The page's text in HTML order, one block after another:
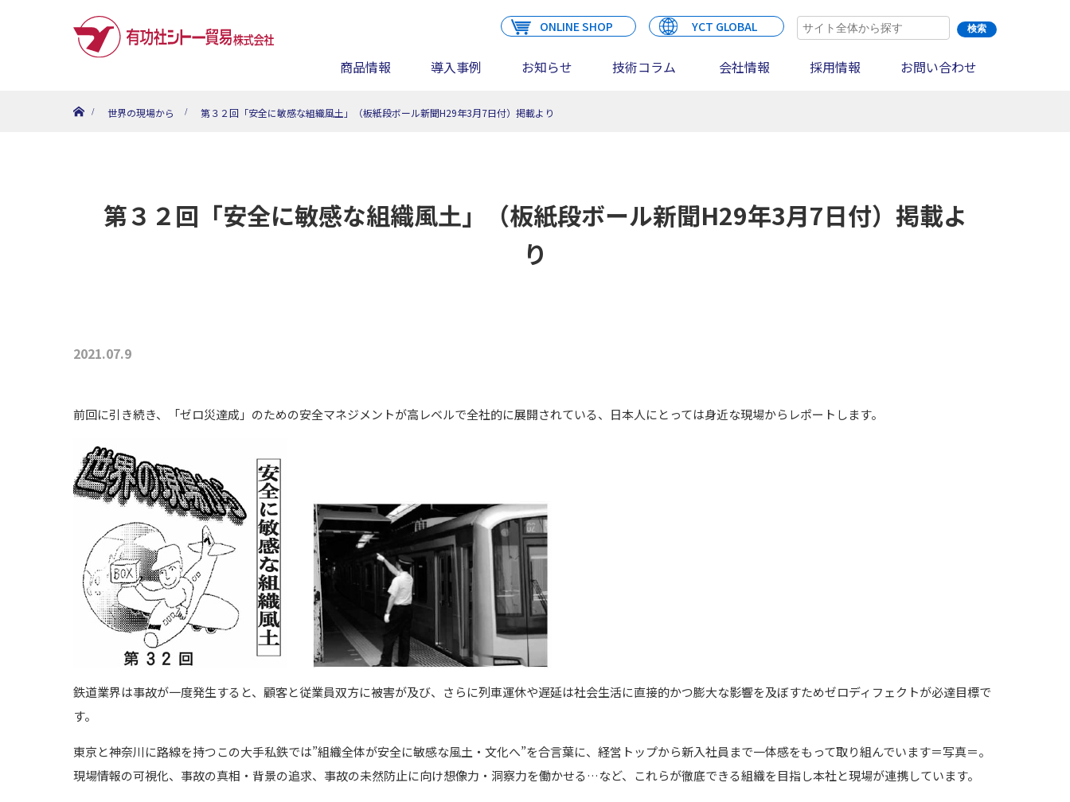
ONLINE SHOP YCT GLOBAL
商品情報 導入事例 お知らせ 技術コラム 会社情報 採用情報 お問い合わせ
世界の現場から
第３２回「安全に敏感な組織風土」（板紙段ボール新聞H29年3月7日付）掲載より
第３２回「安全に敏感な組織風土」（板紙段ボール新聞H29年3月7日付）掲載よ
り
2021.07.9
前回に引き続き、「ゼロ災達成」のための安全マネジメントが高レベルで全社的に展開されている、日本人にとっては身近な現場からレポートします。
鉄道業界は事故が一度発生すると、顧客と従業員双方に被害が及び、さらに列車運休や遅延は社会生活に直接的かつ膨大な影響を及ぼすためゼロディフェクトが必達目標で
す。
東京と神奈川に路線を持つこの大手私鉄では”組織全体が安全に敏感な風土・文化へ”を合言葉に、経営トップから新入社員まで一体感をもって取り組んでいます＝写真＝。
現場情報の可視化、事故の真相・背景の追求、事故の未然防止に向け想像力・洞察力を働かせる…など、これらが徹底できる組織を目指し本社と現場が連携しています。